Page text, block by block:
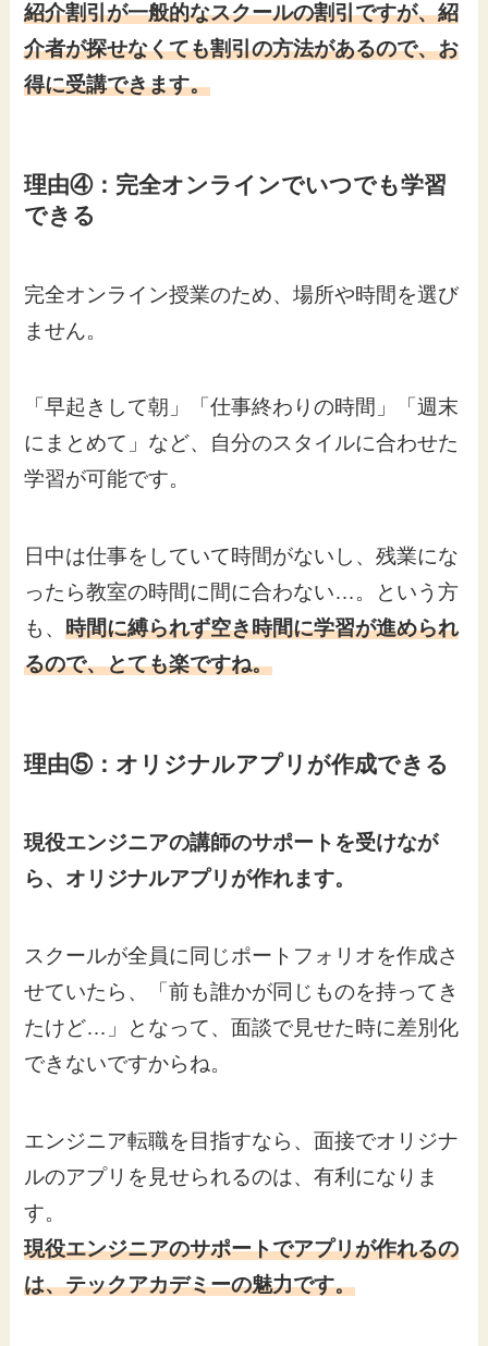
紹介割引が一般的なスクールの割引ですが、紹
介者が探せなくても割引の方法があるので、お
得に受講できます。
理由④：完全オンラインでいつでも学習
できる
完全オンライン授業のため、場所や時間を選び
ません。
「早起きして朝」「仕事終わりの時間」「週末
にまとめて」など、自分のスタイルに合わせた
学習が可能です。
日中は仕事をしていて時間がないし、残業にな
ったら教室の時間に間に合わない…。という方
も、時間に縛られず空き時間に学習が進められ
るので、とても楽ですね。
理由⑤：オリジナルアプリが作成できる
現役エンジニアの講師のサポートを受けなが
ら、オリジナルアプリが作れます。
スクールが全員に同じポートフォリオを作成さ
せていたら、「前も誰かが同じものを持ってき
たけど…」となって、面談で見せた時に差別化
できないですからね。
エンジニア転職を目指すなら、面接でオリジナ
ルのアプリを見せられるのは、有利になりま
す。
現役エンジニアのサポートでアプリが作れるの
は、テックアカデミーの魅力です。